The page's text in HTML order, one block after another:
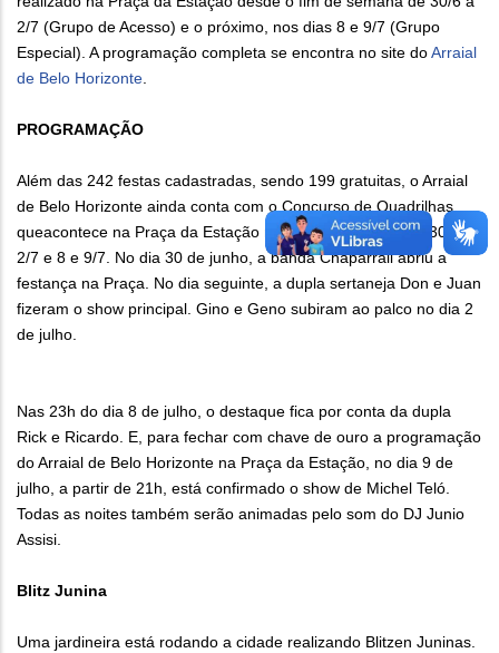
2/7 (Grupo de Acesso) e o próximo, nos dias 8 e 9/7 (Grupo
Especial). A programação completa se encontra no site doArraial
de Belo Horizonte.
PROGRAMAÇÃO
Além das 242 festas cadastradas, sendo 199 gratuitas, o Arraial
de Belo Horizonte ainda conta com o Concurso de Quadrilhas
queacontece na Praça da Estação nos fins de semana de 30/6 a
2/7 e 8 e 9/7. No dia 30 de junho, a banda Chaparrall abriu a
festança na Praça. No dia seguinte, a dupla sertaneja Don e Juan
fizeram o show principal. Gino e Geno subiram ao palco no dia 2
de julho.
Nas 23h do dia 8 de julho, o destaque fica por conta da dupla
Rick e Ricardo. E, para fechar com chave de ouro a programação
do Arraial de Belo Horizonte na Praça da Estação, no dia 9 de
julho, a partir de 21h, está confirmado o show de Michel Teló.
Todas as noites também serão animadas pelo som do DJ Junio
Assisi.
Blitz Junina
Uma jardineira está rodando a cidade realizando Blitzen Juninas.